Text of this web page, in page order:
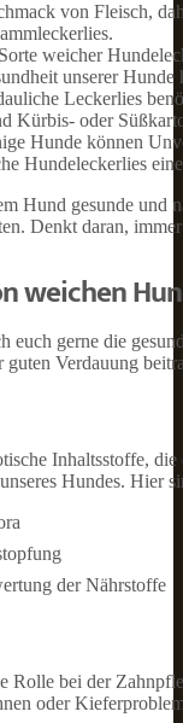
von Fleisch,
weicher
unserer Hunde
Leckerlies
Kürbis- oder
Hunde können
Hundeleckerlies
Hund gesunde
Denkt daran,
weichen
euch gerne die
Verdauung
Inhaltsstoffe,
Hundes.
der Nährstoffe
Rolle bei der
oder